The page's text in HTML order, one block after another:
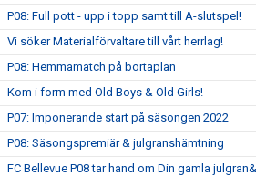
P08: Full pott - upp i topp samt till A-slutspel!
Vi söker Materialförvaltare till vårt herrlag!
P08: Hemmamatch på bortaplan
Kom i form med Old Boys & Old Girls!
P07: Imponerande start på säsongen 2022
P08: Säsongspremiär & julgranshämtning
FC Bellevue P08 tar hand om Din gamla